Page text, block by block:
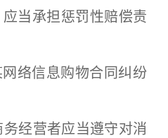
当承担惩罚性赔偿责
信息购物合同纠纷
经营者应当遵守对消